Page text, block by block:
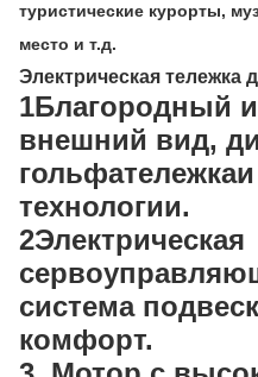
туристические курорты,
место и т.д.
Электрическая тележка
1Благородный
внешний вид,
гольфатележка
технологии.
2Электрическая
система
комфорт.